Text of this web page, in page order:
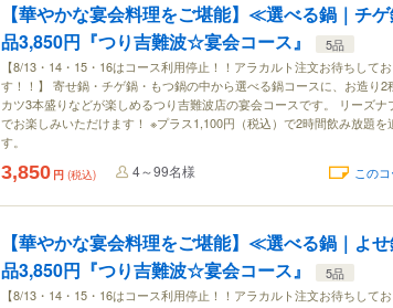
【華やかな宴会料理をご堪能】≪選べる鍋｜チ
品3,850円『つり吉難波☆宴会コース』
5品
【8/13・14・15・16はコース利用停止！！アラカルト注文お待ちしてお
す！！】 寄せ鍋・チゲ鍋・もつ鍋の中から選べる鍋コースに、お造り2
カツ3本盛りなどが楽しめるつり吉難波店の宴会コースです。 リーズナ
でお楽しみいただけます！ ※プラス1,100円（税込）で2時間飲み放題を
す。
3,850 円 (税込) 4～99名様 この
【華やかな宴会料理をご堪能】≪選べる鍋｜よ
品3,850円『つり吉難波☆宴会コース』
5品
【8/13・14・15・16はコース利用停止！！アラカルト注文お待ちしてお